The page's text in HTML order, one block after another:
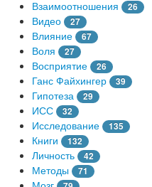
Взаимоотношения 26
Видео 27
Влияние 67
Воля 27
Восприятие 26
Ганс Файхингер 39
Гипотеза 29
ИСС 32
Исследование 135
Книги 132
Личность 42
Методы 71